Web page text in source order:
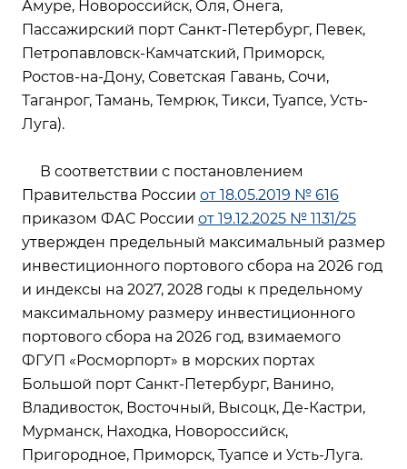
Амуре, Новороссийск, Оля, Онега,
Пассажирский порт Санкт-Петербург, Певек,
Петропавловск-Камчатский, Приморск,
Ростов-на-Дону, Советская Гавань, Сочи,
Таганрог, Тамань, Темрюк, Тикси, Туапсе, Усть-
Луга).
В соответствии с постановлением
Правительства России от 18.05.2019 № 616
приказом ФАС России от 19.12.2025 № 1131/25
утвержден предельный максимальный размер
инвестиционного портового сбора на 2026 год
и индексы на 2027, 2028 годы к предельному
максимальному размеру инвестиционного
портового сбора на 2026 год, взимаемого
ФГУП «Росморпорт» в морских портах
Большой порт Санкт-Петербург, Ванино,
Владивосток, Восточный, Высоцк, Де-Кастри,
Мурманск, Находка, Новороссийск,
Пригородное, Приморск, Туапсе и Усть-Луга.